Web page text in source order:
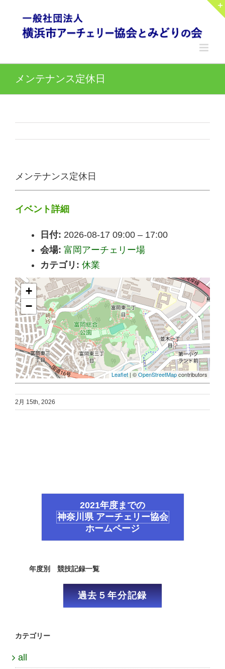
content
メンテナンス定休日
メンテナンス定休日
イベント詳細
日付: 2026-08-17 09:00 – 17:00
会場: 富岡アーチェリー場
カテゴリ: 休業
+
−
Leaflet | ©OpenStreetMapcontributors
2月 15th, 2026
2021年度までの
神奈川県 アーチェリー協会
ホームページ
年度別 競技記録一覧
過去５年分記録
カテゴリー
all